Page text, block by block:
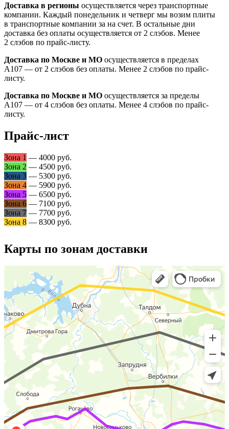
Доставка в регионы осуществляется через транспортные
компании. Каждый понедельник и четверг мы возим плиты
в транспортные компании за на счет. В остальные дни
доставка без оплаты осуществляется от 2 слэбов. Менее
2 слэбов по прайс-листу.
Доставка по Москве и МО осуществляется в пределах
А107 — от 2 слэбов без оплаты. Менее 2 слэбов по прайс-
листу.
Доставка по Москве и МО осуществляется за пределы
А107 — от 4 слэбов без оплаты. Менее 4 слэбов по прайс-
листу.
Прайс-лист
Зона 1 — 4000 руб.
Зона 2 — 4500 руб.
Зона 3 — 5300 руб.
Зона 4 — 5900 руб.
Зона 5 — 6500 руб.
Зона 6 — 7100 руб.
Зона 7 — 7700 руб.
Зона 8 — 8300 руб.
Карты по зонам доставки